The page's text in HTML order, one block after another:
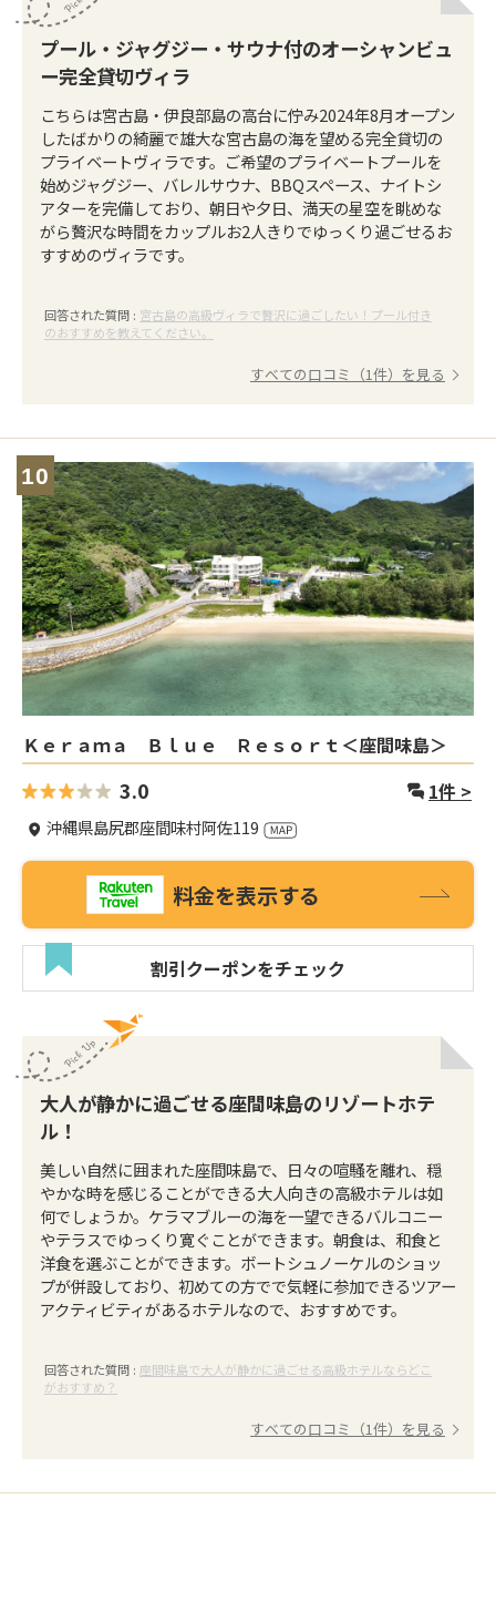
プール・ジャグジー・サウナ付のオーシャンビュ
ー完全貸切ヴィラ
こちらは宮古島・伊良部島の高台に佇み2024年8月オープン
したばかりの綺麗で雄大な宮古島の海を望める完全貸切の
プライベートヴィラです。ご希望のプライベートプールを
始めジャグジー、バレルサウナ、BBQスペース、ナイトシ
アターを完備しており、朝日や夕日、満天の星空を眺めな
がら贅沢な時間をカップルお2人きりでゆっくり過ごせるお
すすめのヴィラです。
回答された質問 : 宮古島の高級ヴィラで贅沢に過ごしたい！プール付き
のおすすめを教えてください。
すべての口コミ（1件）を見る
10
Ｋｅｒａｍａ Ｂｌｕｅ Ｒｅｓｏｒｔ＜座間味島＞
3.0 1件 >
沖縄県島尻郡座間味村阿佐119
料金を表示する
割引クーポンをチェック
大人が静かに過ごせる座間味島のリゾートホテ
ル！
美しい自然に囲まれた座間味島で、日々の喧騒を離れ、穏
やかな時を感じることができる大人向きの高級ホテルは如
何でしょうか。ケラマブルーの海を一望できるバルコニー
やテラスでゆっくり寛ぐことができます。朝食は、和食と
洋食を選ぶことができます。ボートシュノーケルのショッ
プが併設しており、初めての方でで気軽に参加できるツアー
アクティビティがあるホテルなので、おすすめです。
回答された質問 : 座間味島で大人が静かに過ごせる高級ホテルならどこ
がおすすめ？
すべての口コミ（1件）を見る